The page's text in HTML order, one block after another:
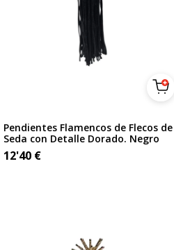
Pendientes Flamencos de Flecos de
Seda con Detalle Dorado. Negro
12'40€